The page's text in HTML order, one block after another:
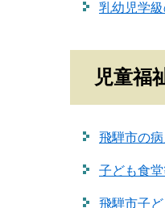
乳幼児学
児童福
飛騨市の
子ども食
飛騨市子